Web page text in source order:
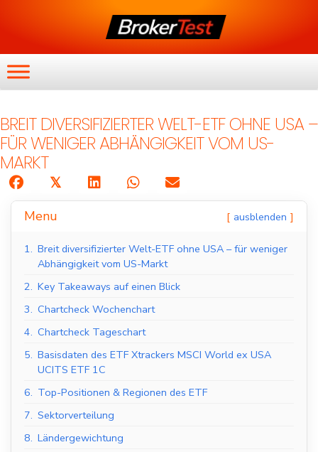
BREIT DIVERSIFIZIERTER WELT-ETF OHNE USA –
FÜR WENIGER ABHÄNGIGKEIT VOM US-
MARKT
𝕏
Menu ausblenden
1. Breit diversifizierter Welt-ETF ohne USA – für weniger
Abhängigkeit vom US-Markt
2. Key Takeaways auf einen Blick
3. Chartcheck Wochenchart
4. Chartcheck Tageschart
5. Basisdaten des ETF Xtrackers MSCI World ex USA
UCITS ETF 1C
6. Top-Positionen & Regionen des ETF
7. Sektorverteilung
8. Ländergewichtung